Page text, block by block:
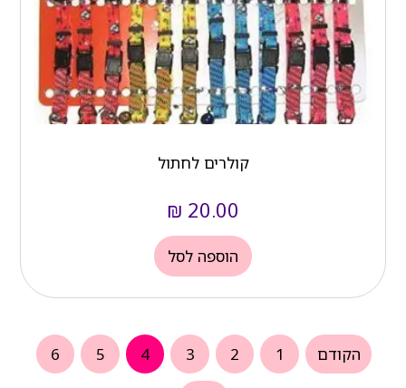
קולרים לחתול
₪ 20.00
הוספה לסל
הקודם 1
2
3
4
5
6